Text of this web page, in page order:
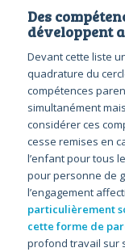
Des
développent
Devant cette liste
quadrature du
compétences
simultanément
considérer ces
cesse remises en
l’enfant pour tous
pour personne de
l’engagement
particulièrement
cette forme de
profond travail sur